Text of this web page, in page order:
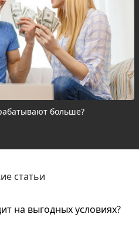
больше?
статьи
на выгодных условиях?